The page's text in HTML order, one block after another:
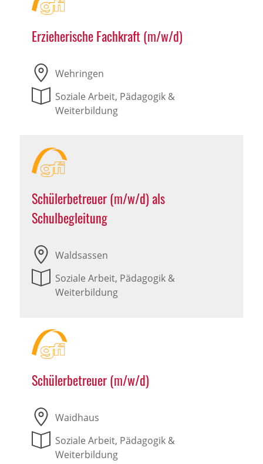
Erzieherische Fachkraft (m/w/d)
Wehringen
Soziale Arbeit, Pädagogik &
Weiterbildung
Schülerbetreuer (m/w/d) als
Schulbegleitung
Waldsassen
Soziale Arbeit, Pädagogik &
Weiterbildung
Schülerbetreuer (m/w/d)
Waidhaus
Soziale Arbeit, Pädagogik &
Weiterbildung